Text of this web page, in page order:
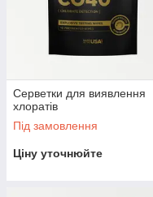
Серветки для виявлення
хлоратів
Під замовлення
Ціну уточнюйте